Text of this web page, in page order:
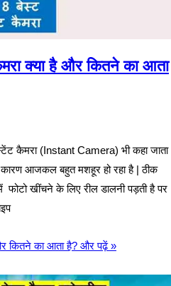
क्या है और कितने का आता
कैमरा (Instant Camera) भी कहा जाता
आजकल बहुत मशहूर हो रहा है | ठीक
खींचने के लिए रील डालनी पड़ती है पर
कितने का आता है? और पढ़ें »